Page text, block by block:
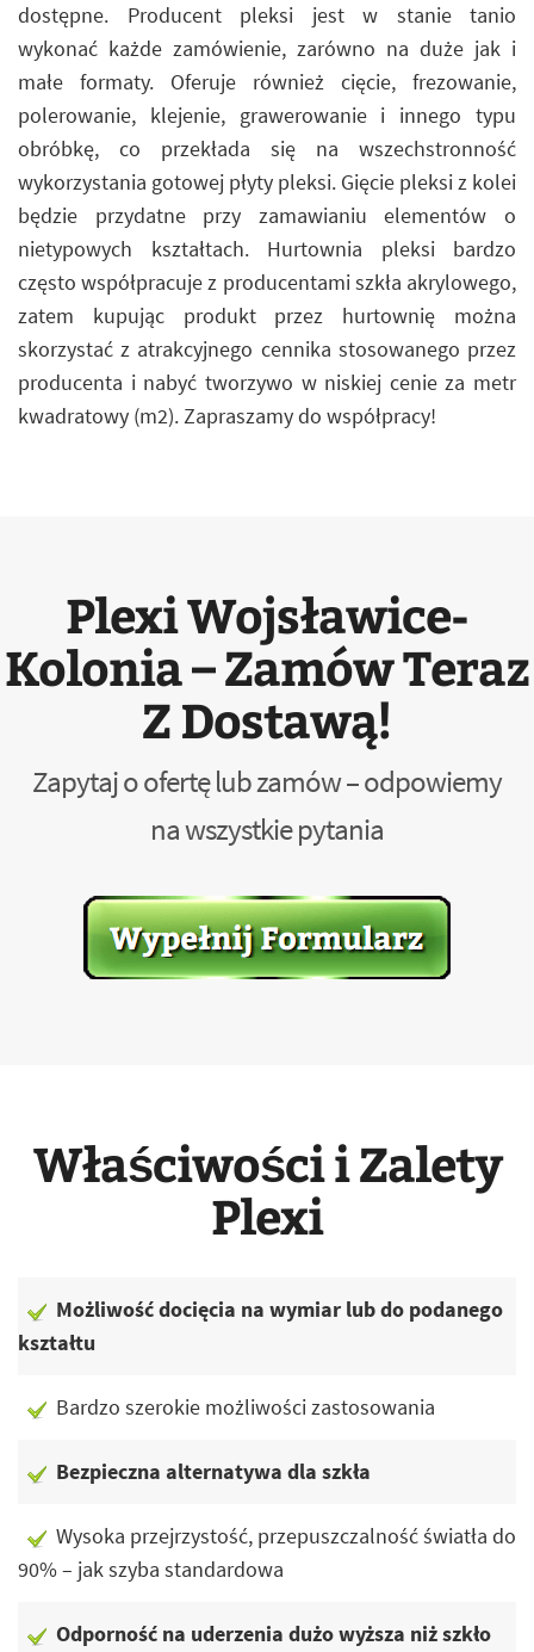
dostępne. Producent pleksi jest w stanie tanio
wykonać każde zamówienie, zarówno na duże jak i
małe formaty. Oferuje również cięcie, frezowanie,
polerowanie, klejenie, grawerowanie i innego typu
obróbkę, co przekłada się na wszechstronność
wykorzystania gotowej płyty pleksi. Gięcie pleksi z kolei
będzie przydatne przy zamawianiu elementów o
nietypowych kształtach. Hurtownia pleksi bardzo
często współpracuje z producentami szkła akrylowego,
zatem kupując produkt przez hurtownię można
skorzystać z atrakcyjnego cennika stosowanego przez
producenta i nabyć tworzywo w niskiej cenie za metr
kwadratowy (m2). Zapraszamy do współpracy!
Plexi Wojsławice-
Kolonia – Zamów Teraz
Z Dostawą!
Zapytaj o ofertę lub zamów – odpowiemy
na wszystkie pytania
Właściwości i Zalety
Plexi
Możliwość docięcia na wymiar lub do podanego
kształtu
Bardzo szerokie możliwości zastosowania
Bezpieczna alternatywa dla szkła
Wysoka przejrzystość, przepuszczalność światła do
90% – jak szyba standardowa
Odporność na uderzenia dużo wyższa niż szkło